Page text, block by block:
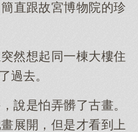
直跟故宮博物院的珍
然想起同一棟大樓住
過去。
說是怕弄髒了古畫。
展開，但是才看到上